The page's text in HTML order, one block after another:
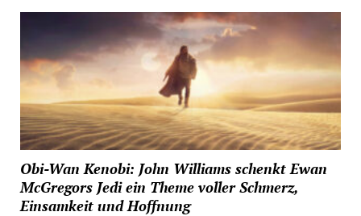
Obi-Wan Kenobi: John Williams schenkt Ewan
McGregors Jedi ein Theme voller Schmerz,
Einsamkeit und Hoffnung